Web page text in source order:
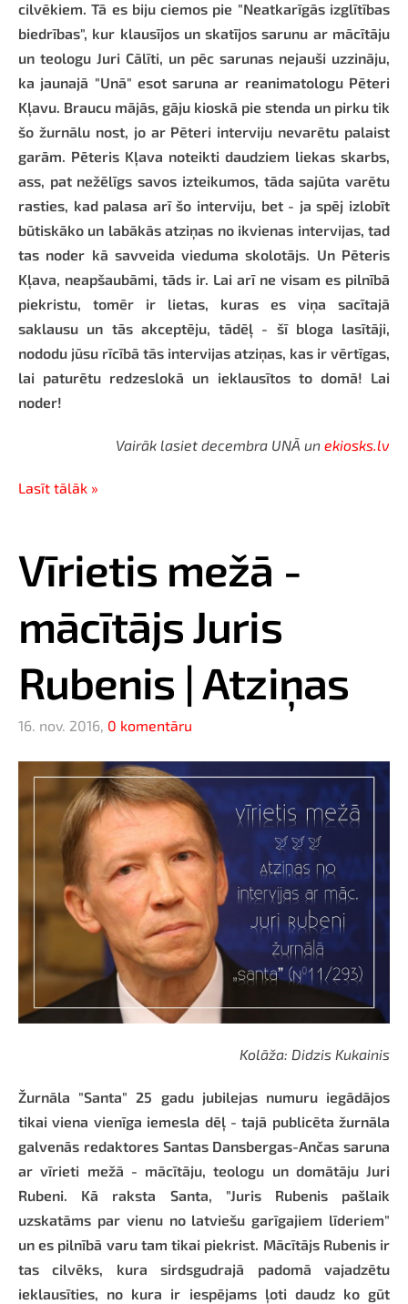
cilvēkiem. Tā es biju ciemos pie "Neatkarīgās izglītības
biedrības", kur klausījos un skatījos sarunu ar mācītāju
un teologu Juri Cālīti, un pēc sarunas nejauši uzzināju,
ka jaunajā "Unā" esot saruna ar reanimatologu Pēteri
Kļavu. Braucu mājās, gāju kioskā pie stenda un pirku tik
šo žurnālu nost, jo ar Pēteri interviju nevarētu palaist
garām. Pēteris Kļava noteikti daudziem liekas skarbs,
ass, pat nežēlīgs savos izteikumos, tāda sajūta varētu
rasties, kad palasa arī šo interviju, bet - ja spēj izlobīt
būtiskāko un labākās atziņas no ikvienas intervijas, tad
tas noder kā savveida vieduma skolotājs. Un Pēteris
Kļava, neapšaubāmi, tāds ir. Lai arī ne visam es pilnībā
piekristu, tomēr ir lietas, kuras es viņa sacītajā
saklausu un tās akceptēju, tādēļ - šī bloga lasītāji,
nododu jūsu rīcībā tās intervijas atziņas, kas ir vērtīgas,
lai paturētu redzeslokā un ieklausītos to domā! Lai
noder!
Vairāk lasiet decembra UNĀ un ekiosks.lv
Lasīt tālāk »
Vīrietis mežā -
mācītājs Juris
Rubenis | Atziņas
16. nov. 2016, 0 komentāru
Kolāža: Didzis Kukainis
Žurnāla "Santa" 25 gadu jubilejas numuru iegādājos
tikai viena vienīga iemesla dēļ - tajā publicēta žurnāla
galvenās redaktores Santas Dansbergas-Ančas saruna
ar vīrieti mežā - mācītāju, teologu un domātāju Juri
Rubeni. Kā raksta Santa, "Juris Rubenis pašlaik
uzskatāms par vienu no latviešu garīgajiem līderiem"
un es pilnībā varu tam tikai piekrist. Mācītājs Rubenis ir
tas cilvēks, kura sirdsgudrajā padomā vajadzētu
ieklausīties, no kura ir iespējams ļoti daudz ko gūt